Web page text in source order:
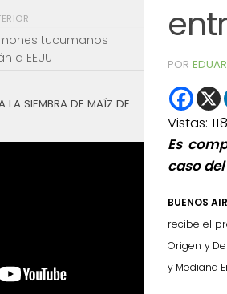
POR
Vistas:
Es
caso
BUENOS
recibe el
Origen y
y Mediana
tucumanos
a EEUU
LA SIEMBRA DE MAÍZ DE